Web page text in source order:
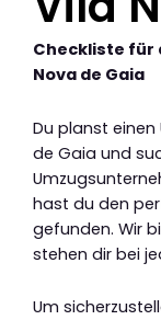
Checkliste für
Nova de Gaia
Du planst
de Gaia und
hast du den
gefunden. Wir
stehen dir bei
Um